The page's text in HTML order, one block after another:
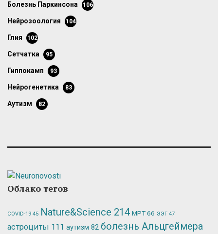
болезнь Паркинсона 106
нейрозоология 104
глия 102
сетчатка 95
гиппокамп 93
нейрогенетика 83
аутизм 82
Облако тегов
COVID-19 45 Nature&Science 214 МРТ66 ЭЭГ 47
астроциты 111 аутизм 82 болезнь Альцгеймера